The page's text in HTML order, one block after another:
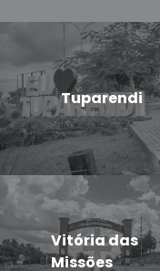
Tuparendi
Vitória das
Missões